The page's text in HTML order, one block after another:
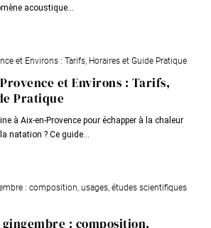
acoustique...
et Environs : Tarifs,
Pratique
à Aix-en-Provence pour échapper à la chaleur
natation ? Ce guide...
: composition,